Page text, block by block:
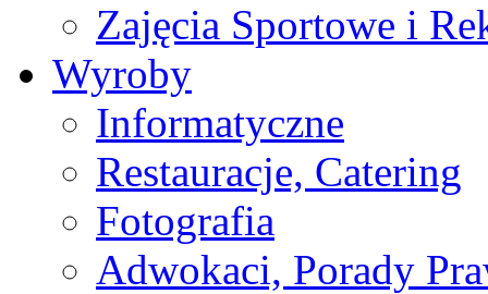
Zajęcia Sportowe i
Wyroby
Informatyczne
Restauracje, Catering
Fotografia
Adwokaci, Porady